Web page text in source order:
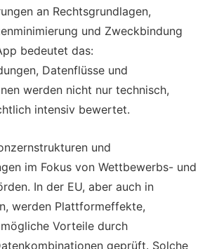
an Rechtsgrundlagen,
und Zweckbindung
bedeutet das:
Datenflüsse und
werden nicht nur technisch,
intensiv bewertet.
und
im Fokus von Wettbewerbs- und
In der EU, aber auch in
werden Plattformeffekte,
Vorteile durch
geprüft. Solche